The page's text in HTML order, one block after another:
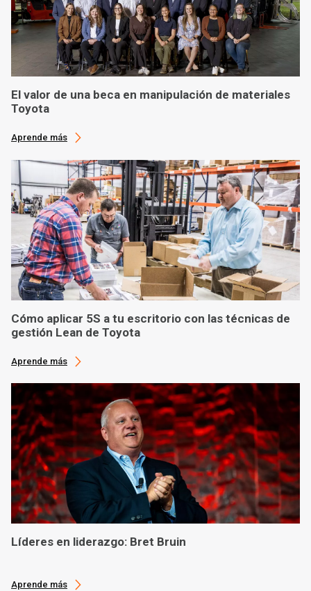
El valor de una beca en manipulación de materiales
Toyota
Aprende más
Cómo aplicar 5S a tu escritorio con las técnicas de
gestión Lean de Toyota
Aprende más
Líderes en liderazgo: Bret Bruin
Aprende más